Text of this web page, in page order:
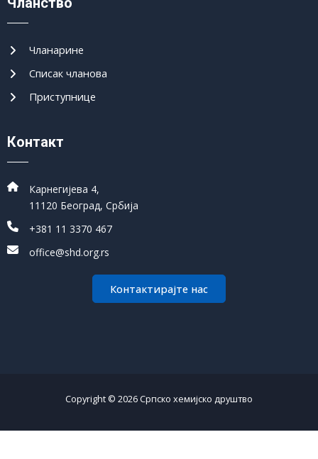
Чланарине
Списак чланова
Приступнице
Контакт
Карнегијева 4,
11120 Београд, Србија
+381 11 3370 467
office@shd.org.rs
Контактирајте нас
Copyright © 2026 Српско хемијско друштво